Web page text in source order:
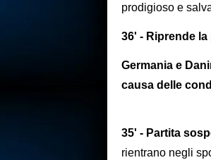
prodigioso e
36' - Riprende la
Germania e
causa delle
35' - Partita
rientrano negli